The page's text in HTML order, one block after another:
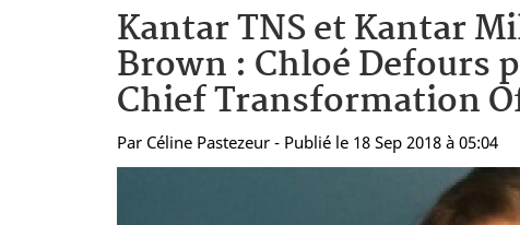
Kantar TNS et Kantar
Brown : Chloé Defours
Chief Transformation
Par Céline Pastezeur - Publié le 18 Sep 2018 à 05:04